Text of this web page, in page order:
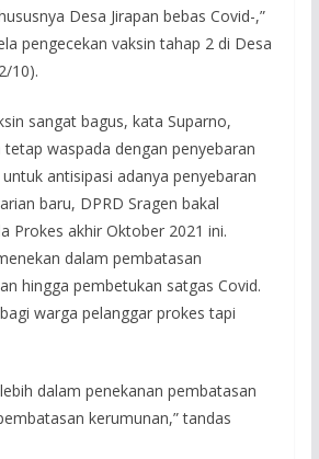
Desa Jirapan bebas Covid-,”
pengecekan vaksin tahap 2 di Desa
10).
sangat bagus, kata Suparno,
waspada dengan penyebaran
antisipasi adanya penyebaran
baru, DPRD Sragen bakal
Prokes akhir Oktober 2021 ini.
dalam pembatasan
hingga pembetukan satgas Covid.
warga pelanggar prokes tapi
dalam penekanan pembatasan
kerumunan,” tandas